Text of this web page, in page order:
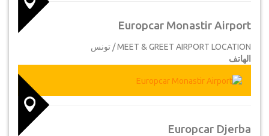
Europcar Monastir Airport
MEET & GREET AIRPORT LOCATION / تونس
الهاتف
Europcar Djerba